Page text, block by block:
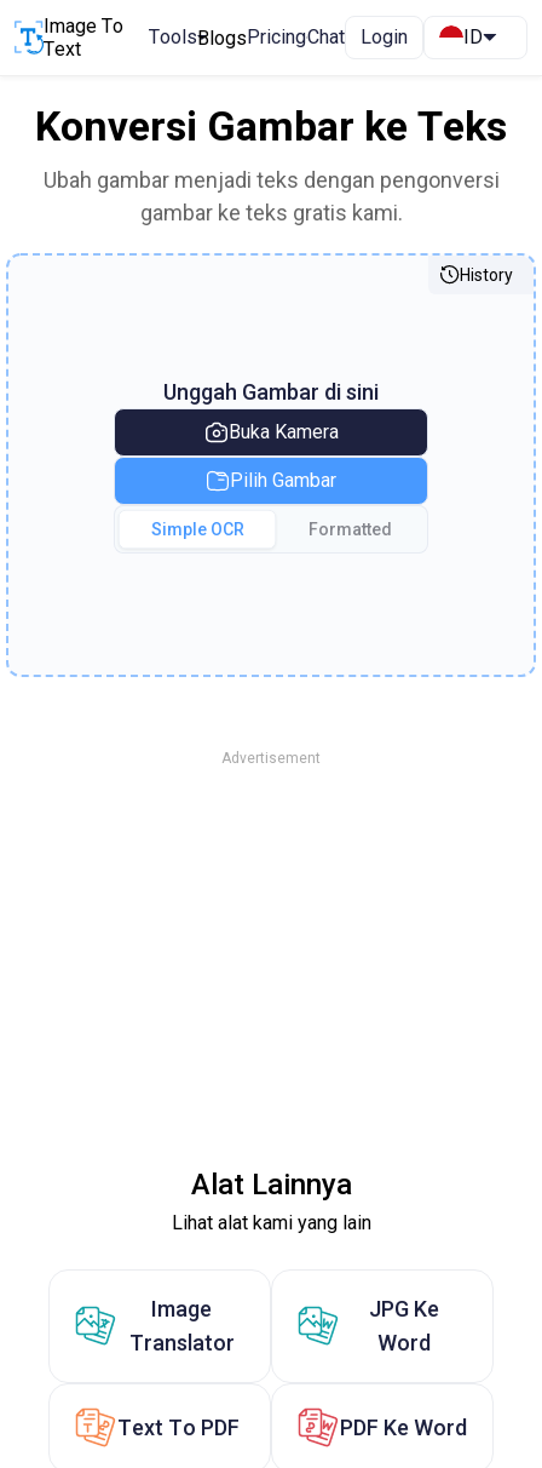
Image To
Text
ToolsBlogsPricingChat Login ID
Konversi Gambar ke Teks
Ubah gambar menjadi teks dengan pengonversi
gambar ke teks gratis kami.
History
Unggah Gambar di sini
Buka Kamera
Pilih Gambar
Simple OCR Formatted
Advertisement
Alat Lainnya
Lihat alat kami yang lain
Image
Translator
JPG Ke
Word
Text To PDF PDF Ke Word